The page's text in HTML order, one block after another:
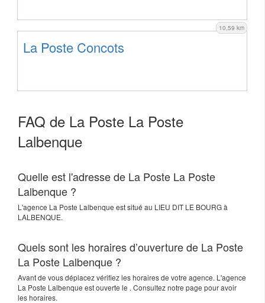
10,59 km
La Poste Concots
FAQ de La Poste La Poste
Lalbenque
Quelle est l'adresse de La Poste La Poste
Lalbenque ?
L'agence La Poste Lalbenque est situé au LIEU DIT LE BOURGà
LALBENQUE.
Quels sont les horaires d’ouverture de La Poste
La Poste Lalbenque ?
Avant de vous déplacez vérifiez les horaires de votre agence. L'agence
La Poste Lalbenque est ouverte le . Consultez notre page pour avoir
les horaires.